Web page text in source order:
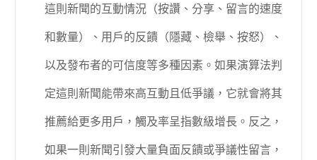
這則新聞的互動情況（按讚、分享、留言的速度
和數量）、用戶的反饋（隱藏、檢舉、按怒）、
以及發布者的可信度等多種因素。如果演算法判
定這則新聞能帶來高互動且低爭議，它就會將其
推薦給更多用戶，觸及率呈指數級增長。反之，
如果一則新聞引發大量負面反饋或爭議性留言，